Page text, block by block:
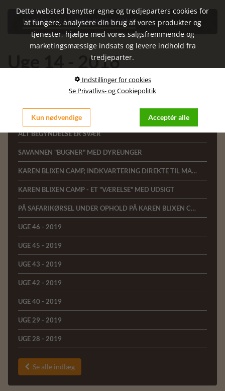
NYHEDER FRA KAREN BLIXEN CAMP
Uge 14 - 2016
Seneste indlæg:
ALT BEGYNDELSE ER SVÆR
SAVANNEN "BUGNER" MED DYREUNGER
KAREN BLIXEN CAMP, INDKVARTERING DIREKTE TIL MARA-FLODEN I KENYA
KAREN BLIXEN CAMP - ET "VÆRELSE" MED UDSIGT
PÅ SAFARIKØRSEL UNDER OPHOLD PÅ KAREN BLIXEN CAMP
UGE 46 - 2019
UGE 45 - 2019
UGE 43 - 2019
UGE 42 - 2019
UGE 40 - 2019
UGE 29 - 2019
UGE 28 - 2019
 Se alle indlæg
Dette websted benytter egne og tredjeparters cookies for
at fungere, analysere din brug af vores produkter og
tjenester, hjælpe med vores salgsfremmende og
marketingsmæssige indsats og levere indhold fra
tredjeparter.
Indstillinger for cookies
Se Privatlivs- og Cookiepolitik
Kun nødvendige Acceptér alle